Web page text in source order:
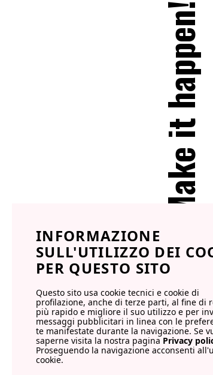
Make it happen!
INFORMAZIONE
SULL'UTILIZZO DEI
PER QUESTO SITO
Questo sito usa cookie tecnici e cookie di
profilazione, anche di terze parti, al fine di
più rapido e migliore il suo utilizzo e per
messaggi pubblicitari in linea con le
te manifestate durante la navigazione. Se
saperne visita la nostra paginaPrivacy
Proseguendo la navigazione acconsenti
cookie.